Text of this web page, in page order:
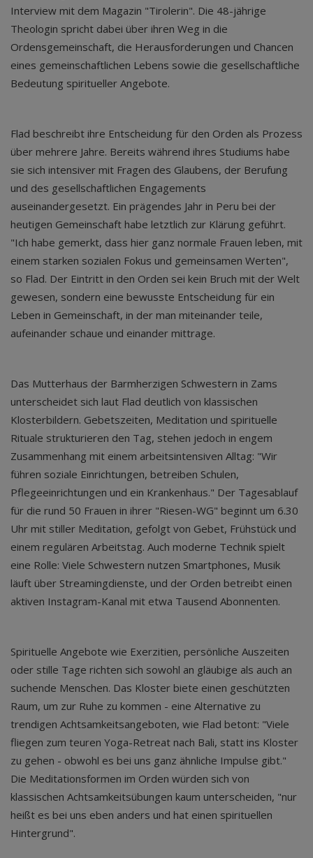
Interview mit dem Magazin "Tirolerin". Die 48-jährige
Theologin spricht dabei über ihren Weg in die
Ordensgemeinschaft, die Herausforderungen und Chancen
eines gemeinschaftlichen Lebens sowie die gesellschaftliche
Bedeutung spiritueller Angebote.
Flad beschreibt ihre Entscheidung für den Orden als Prozess
über mehrere Jahre. Bereits während ihres Studiums habe
sie sich intensiver mit Fragen des Glaubens, der Berufung
und des gesellschaftlichen Engagements
auseinandergesetzt. Ein prägendes Jahr in Peru bei der
heutigen Gemeinschaft habe letztlich zur Klärung geführt.
"Ich habe gemerkt, dass hier ganz normale Frauen leben, mit
einem starken sozialen Fokus und gemeinsamen Werten",
so Flad. Der Eintritt in den Orden sei kein Bruch mit der Welt
gewesen, sondern eine bewusste Entscheidung für ein
Leben in Gemeinschaft, in der man miteinander teile,
aufeinander schaue und einander mittrage.
Das Mutterhaus der Barmherzigen Schwestern in Zams
unterscheidet sich laut Flad deutlich von klassischen
Klosterbildern. Gebetszeiten, Meditation und spirituelle
Rituale strukturieren den Tag, stehen jedoch in engem
Zusammenhang mit einem arbeitsintensiven Alltag: "Wir
führen soziale Einrichtungen, betreiben Schulen,
Pflegeeinrichtungen und ein Krankenhaus." Der Tagesablauf
für die rund 50 Frauen in ihrer "Riesen-WG" beginnt um 6.30
Uhr mit stiller Meditation, gefolgt von Gebet, Frühstück und
einem regulären Arbeitstag. Auch moderne Technik spielt
eine Rolle: Viele Schwestern nutzen Smartphones, Musik
läuft über Streamingdienste, und der Orden betreibt einen
aktiven Instagram-Kanal mit etwa Tausend Abonnenten.
Spirituelle Angebote wie Exerzitien, persönliche Auszeiten
oder stille Tage richten sich sowohl an gläubige als auch an
suchende Menschen. Das Kloster biete einen geschützten
Raum, um zur Ruhe zu kommen - eine Alternative zu
trendigen Achtsamkeitsangeboten, wie Flad betont: "Viele
fliegen zum teuren Yoga-Retreat nach Bali, statt ins Kloster
zu gehen - obwohl es bei uns ganz ähnliche Impulse gibt."
Die Meditationsformen im Orden würden sich von
klassischen Achtsamkeitsübungen kaum unterscheiden, "nur
heißt es bei uns eben anders und hat einen spirituellen
Hintergrund".